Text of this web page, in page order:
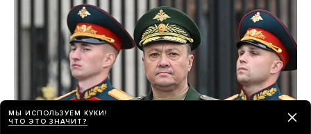
МЫ ИСПОЛЬЗУЕМ КУКИ!
ЧТО ЭТО ЗНАЧИТ?